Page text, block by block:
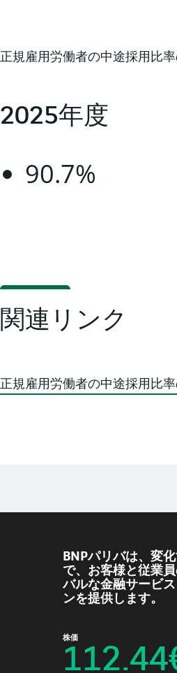
正規雇用労働者の中途採用比
2025年度
90.7%
関連リンク
正規雇用労働者の中途採用比
BNPパリバは、変
で、お客様と従業
バルな金融サービ
ンを提供します。
株価
112.44